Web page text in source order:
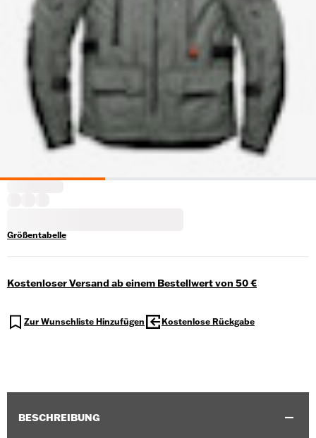
Größentabelle
Kostenloser Versand ab einem Bestellwert von 50 €
Zur Wunschliste Hinzufügen Kostenlose Rückgabe
BESCHREIBUNG